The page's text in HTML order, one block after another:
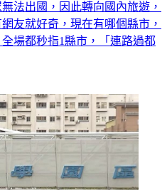
法出國，因此轉向國內旅遊，
友就好奇，現在有哪個縣市，
場都秒指1縣市，「連路過都